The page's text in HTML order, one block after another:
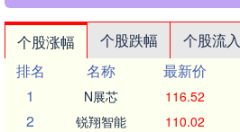
个股涨幅 个股跌幅 个股流入
排名
名称 最新价
1
N展芯 116.52
2 锐翔智能 110.02